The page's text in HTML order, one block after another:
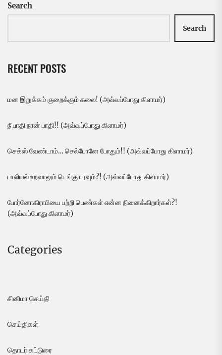
Search
Search
RECENT POSTS
மன இறுக்கம் குறைக்கும் கலை! (அவ்வப்போது கிளாமர்)
நீ பாதி நான் பாதி!! (அவ்வப்போது கிளாமர்)
செக்ஸ் வேண்டாம்… செல்போனே போதும்!! (அவ்வப்போது கிளாமர்)
பாலியல் உறவாலும் டெங்கு பரவும்?! (அவ்வப்போது கிளாமர்)
போர்னோகிராபியை பற்றி பெண்கள் என்ன நினைக்கிறார்கள்?!
(அவ்வப்போது கிளாமர்)
Categories
சினிமா செய்தி
செய்திகள்
தொடர் கட்டுரை